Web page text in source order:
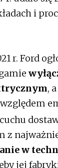
i
r. Ford
,
z
w
jej